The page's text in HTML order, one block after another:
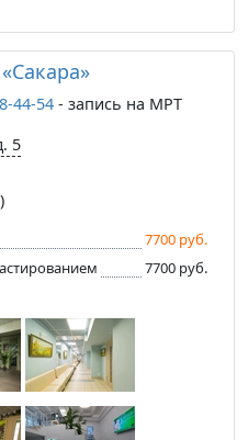
44-54 - запись на МРТ
5
7700 руб.
7700 руб.